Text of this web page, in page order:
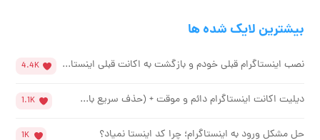
بیشترین لایک شده ها
نصب اینستاگرام قبلی خودم و بازگشت به اکانت قبلی اینستا... 4.4K
دیلیت اکانت اینستاگرام دائم و موقت + (حذف سریع با... 1.1K
حل مشکل ورود به اینستاگرام؛ چرا کد اینستا نمیاد؟ 1K